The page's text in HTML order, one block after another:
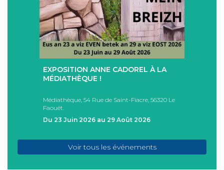
+
EXPOSITION ANNE CADOREL À LA
MÉDIATHÈQUE !
Médiathèque, 54 Rue de Saint-Fiacre, 56320 Le
Faouët.
Du 23 Juin 2026 au 29 Août 2026
Voir tous les événements